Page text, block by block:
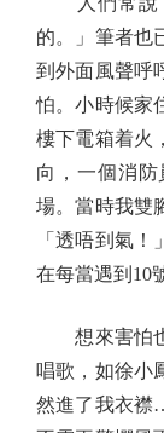
的。」筆者也
到外面風聲呼
怕。小時候家
樓下電箱着火
向，一個消
場。當時我雙
「透唔到氣
在每當遇到10
想來害怕也
唱歌，如徐小
然進了我衣襟